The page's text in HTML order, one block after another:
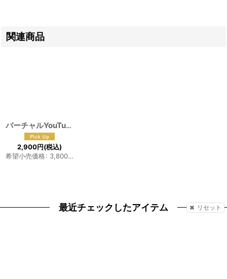
関連商品
バーチャルYouTuber にじさんじ ルカ・カネシロ コスプレウィッグ
2,900円(税込)
希望小売価格: 3,800円
最近チェックしたアイテム リセット